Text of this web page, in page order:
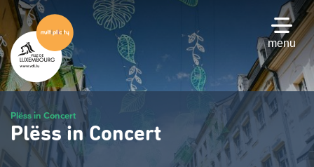
Passer
contenu
principal
menu
Plëss in Concert
Plëss in Concert